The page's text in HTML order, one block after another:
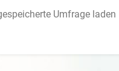
Umfrage laden